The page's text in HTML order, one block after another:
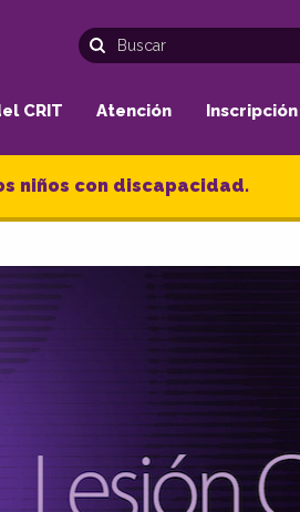
CRIT Atención Inscripción
niños con discapacidad.